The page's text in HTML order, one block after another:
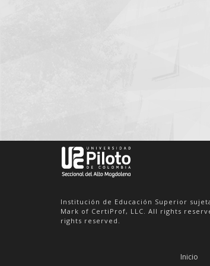
Mark of CertiProf, LLC. All rights
rights reserved.